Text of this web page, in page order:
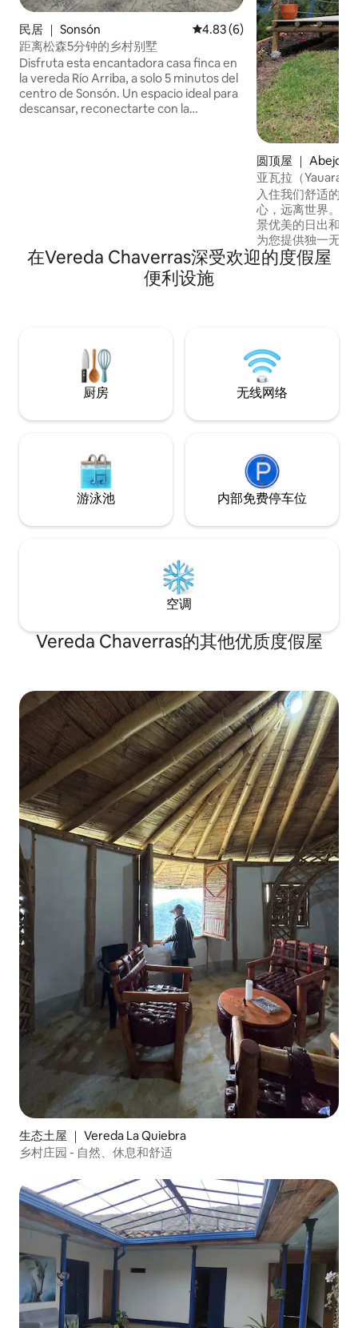
民居 ｜ Sonsón 平均评分 4.83 分（满分 5 分）
4.83 (6)
距离松森5分钟的乡村别墅
Disfruta esta encantadora casa finca en
la vereda Río Arriba, a solo 5 minutos del
centro de Sonsón. Un espacio ideal para
descansar, reconectarte con la
圆顶屋 ｜
亚瓦拉（Yauara
（Domo Nawi）
Buey）
入住我们舒适的豪
心，远离世界。
景优美的日出和大
为您提供独一无二
设施，让您拥有难忘
包括： °晚餐 °早
在Vereda Chaverras深受欢迎的度假屋
便利设施
厨房 无线网络
游泳池 内部免费停车位
空调
Vereda Chaverras的其他优质度假屋
生态土屋 ｜ Vereda La Quiebra
乡村庄园 - 自然、休息和舒适